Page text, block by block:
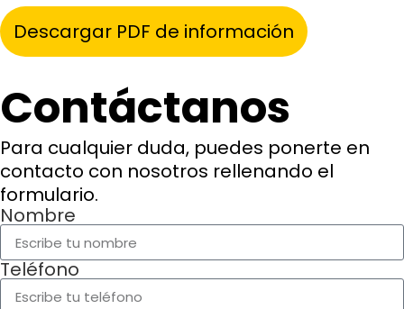
Descargar PDF de información
Contáctanos
Para cualquier duda, puedes ponerte en
contacto con nosotros rellenando el
formulario.
Nombre
Teléfono